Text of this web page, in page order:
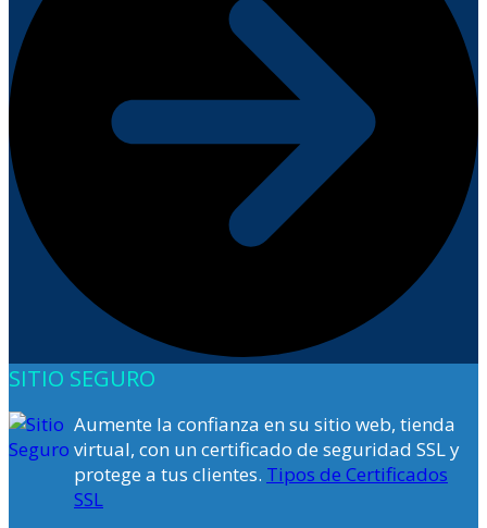
SITIO SEGURO
Aumente la confianza en su sitio web, tienda
virtual, con un certificado de seguridad SSL y
protege a tus clientes. Tipos de Certificados
SSL